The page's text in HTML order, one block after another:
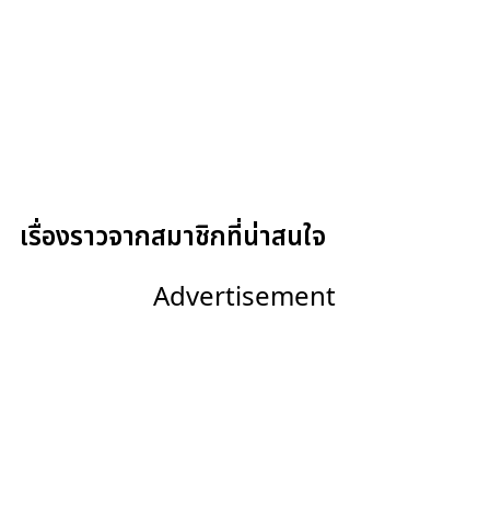
เรื่องราวจากสมาชิกที่น่าสนใจ
Advertisement